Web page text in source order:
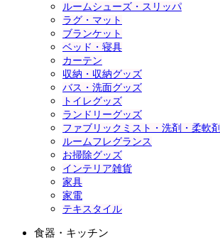
ルームシューズ・スリッパ
ラグ・マット
ブランケット
ベッド・寝具
カーテン
収納・収納グッズ
バス・洗面グッズ
トイレグッズ
ランドリーグッズ
ファブリックミスト・洗剤・柔軟剤
ルームフレグランス
お掃除グッズ
インテリア雑貨
家具
家電
テキスタイル
食器・キッチン